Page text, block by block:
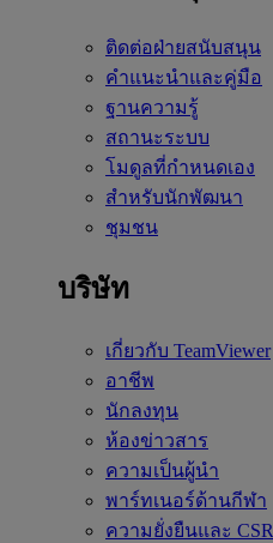
ติดต่อฝ่ายสนับสนุน
คำแนะนำและคู่มือ
ฐานความรู้
สถานะระบบ
โมดูลที่กำหนดเอง
สำหรับนักพัฒนา
ชุมชน
บริษัท
เกี่ยวกับ TeamViewer
อาชีพ
นักลงทุน
ห้องข่าวสาร
ความเป็นผู้นำ
พาร์ทเนอร์ด้านกีฬา
ความยั่งยืนและ CSR